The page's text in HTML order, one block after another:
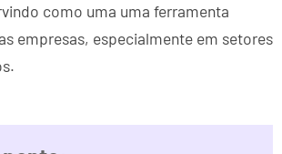
como uma uma ferramenta
empresas, especialmente em setores